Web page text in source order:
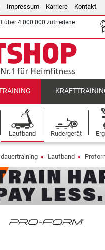
Impressum Karriere Kontakt
über 4.000.000 zufriedene
Laufband Rudergerät
Laufband